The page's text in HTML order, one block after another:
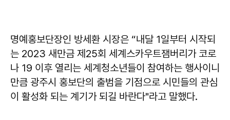
명예홍보단장인 방세환 시장은 “내달 1일부터 시작되
는 2023 새만금 제25회 세계스카우트잼버리가 코로
나 19 이후 열리는 세계청소년들이 참여하는 행사이니
만큼 광주시 홍보단의 출범을 기점으로 시민들의 관심
이 활성화 되는 계기가 되길 바란다"라고 말했다.